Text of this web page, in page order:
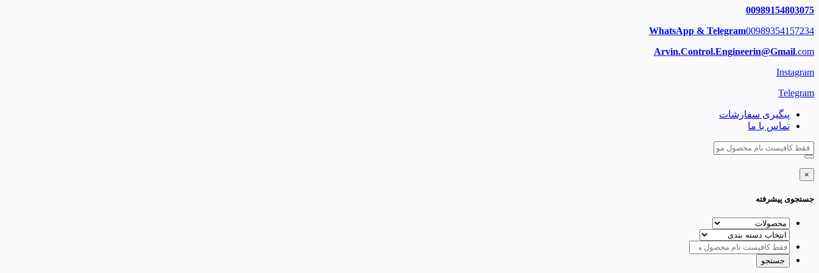
00989154803075
WhatsApp & Telegram00989354157234
Arvin.Control.Engineerin@Gmail.com
Instagram
Telegram
پیگیری سفارشات
تماس با ما
×
جستجوی پیشرفته